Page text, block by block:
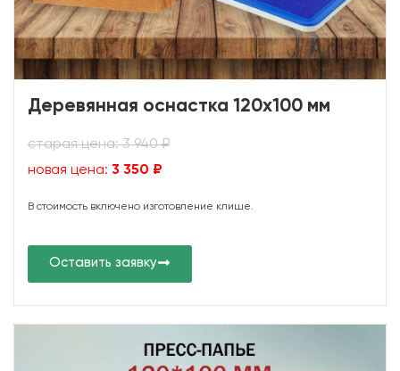
Деревянная оснастка 120х100 мм
старая цена: 3 940 ₽
новая цена: 3 350 ₽
В стоимость включено изготовление клише.
Оставить заявку